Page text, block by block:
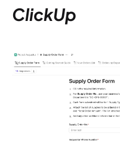
ClickUp